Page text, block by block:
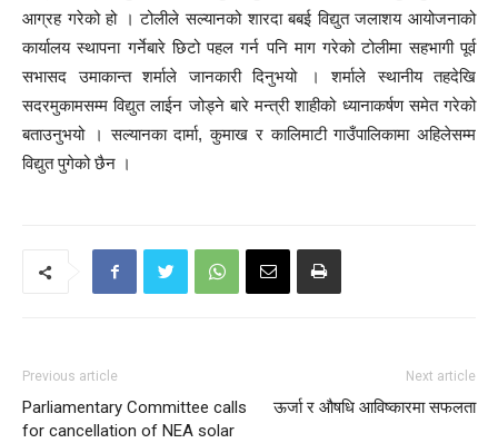
आग्रह गरेको हो । टोलीले सल्यानको शारदा बबई विद्युत जलाशय आयोजनाको
कार्यालय स्थापना गर्नेबारे छिटो पहल गर्न पनि माग गरेको टोलीमा सहभागी पूर्व
सभासद उमाकान्त शर्माले जानकारी दिनुभयो । शर्माले स्थानीय तहदेखि
सदरमुकामसम्म विद्युत लाईन जोड्ने बारे मन्त्री शाहीको ध्यानाकर्षण समेत गरेको
बताउनुभयो । सल्यानका दार्मा, कुमाख र कालिमाटी गाउँपालिकामा अहिलेसम्म
विद्युत पुगेको छैन ।
Previous article
Parliamentary Committee calls
for cancellation of NEA solar
Next article
ऊर्जा र औषधि आविष्कारमा सफलता